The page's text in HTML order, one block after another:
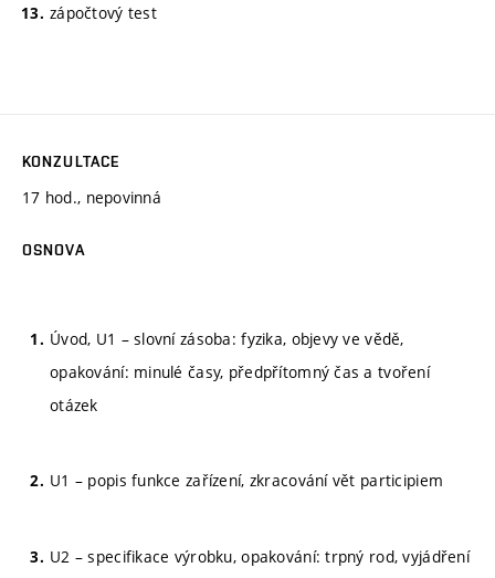
zápočtový test
KONZULTACE
17 hod., nepovinná
OSNOVA
Úvod, U1 – slovní zásoba: fyzika, objevy ve vědě,
opakování: minulé časy, předpřítomný čas a tvoření
otázek
U1 – popis funkce zařízení, zkracování vět participiem
U2 – specifikace výrobku, opakování: trpný rod, vyjádření